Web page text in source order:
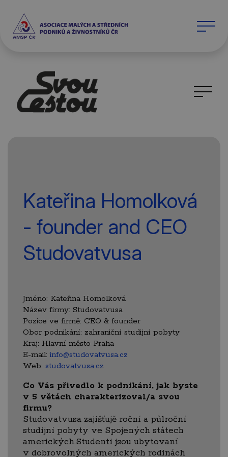
Kateřina Homolková
- founder and CEO
Studovatvusa
Jméno: Kateřina Homolková
Název firmy: Studovatvusa
Pozice ve firmě: CEO & founder
Obor podnikání: zahraniční studijní pobyty
Kraj: Hlavní město Praha
E-mail: info@studovatvusa.cz
Web: studovatvusa.cz
Co Vás přivedlo k podnikání, jak byste
v 5 větách charakterizoval/a svou
firmu?
Studovatvusa zajišťujě roční a půlroční
studijní pobyty ve Spojených státech
amerických.Studenti jsou ubytovaní
v dobrovolných amerických rodinách